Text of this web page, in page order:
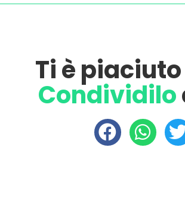
Ti è
Condividilo